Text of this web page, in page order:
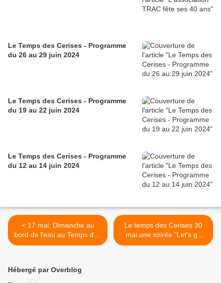
Le Temps des Cerises - Programme
du 26 au 29 juin 2024
Le Temps des Cerises - Programme
du 19 au 22 juin 2024
Le Temps des Cerises - Programme
du 12 au 14 juin 2024
< 17 mai: Dimanche au
bord de l'eau au Temps des
Cerises avec Deinos MC
Le temps des Cerises 30
mai une soirée "Let's go
pin'up" >
Hébergé par Overblog